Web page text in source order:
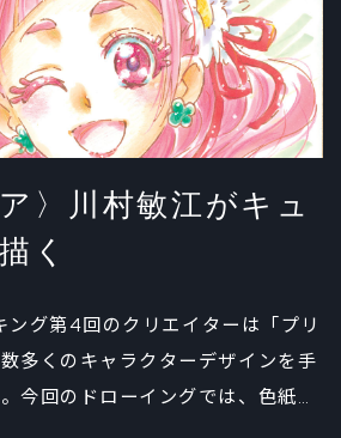
〉川村敏江がキュ
く
グ第4回のクリエイターは「プリ
多くのキャラクターデザインを手
今回のドローイングでは、色紙に